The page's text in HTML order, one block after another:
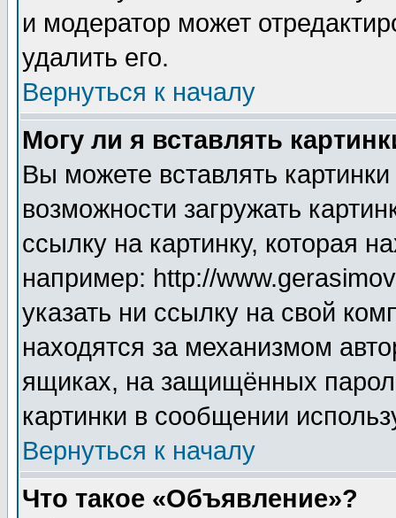
и модератор может
удалить его.
Вернуться к началу
Могу ли я вставлять
Вы можете вставлять
возможности загружать
ссылку на картинку, которая
например: http://
указать ни ссылку на свой
находятся за механизмом
ящиках, на защищённых
картинки в сообщении
Вернуться к началу
Что такое «Объявление»?